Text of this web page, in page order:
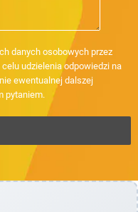
danych osobowych przez
celu udzielenia odpowiedzi na
ewentualnej dalszej
pytaniem.